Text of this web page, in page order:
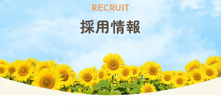
RECRUIT
採用情報